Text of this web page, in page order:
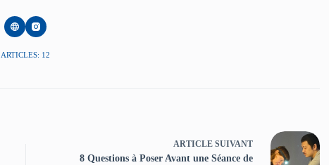
ARTICLES: 12
ARTICLESUIVANT
8 Questions à Poser Avant une Séance de